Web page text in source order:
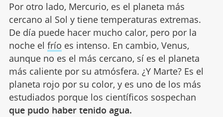
Por otro lado, Mercurio, es el planeta más
cercano al Sol y tiene temperaturas extremas.
De día puede hacer mucho calor, pero por la
noche el frío es intenso. En cambio, Venus,
aunque no es el más cercano, sí es el planeta
más caliente por su atmósfera. ¿Y Marte? Es el
planeta rojo por su color, y es uno de los más
estudiados porque los científicos sospechan
que pudo haber tenido agua.